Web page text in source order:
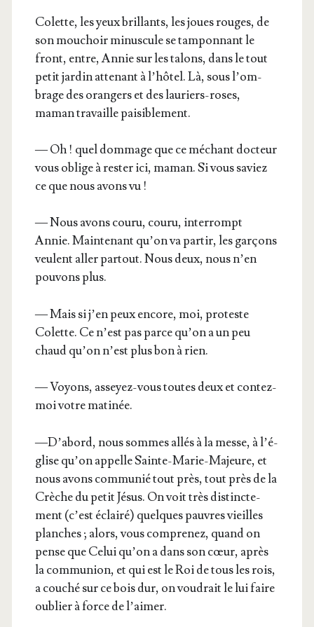
Colette, les yeux brillants, les joues rouges, de
son mou­choir minus­cule se tam­pon­nant le
front, entre, Annie sur les talons, dans le tout
petit jar­din atte­nant à l’hô­tel. Là, sous l’om­
brage des oran­gers et des lau­riers-roses,
maman tra­vaille paisiblement.
— Oh ! quel dom­mage que ce méchant doc­teur
vous oblige à res­ter ici, maman. Si vous saviez
ce que nous avons vu !
— Nous avons cou­ru, cou­ru, inter­rompt
Annie. Main­te­nant qu’on va par­tir, les gar­çons
veulent aller par­tout. Nous deux, nous n’en
pou­vons plus.
— Mais si j’en peux encore, moi, pro­teste
Colette. Ce n’est pas parce qu’on a un peu
chaud qu’on n’est plus bon à rien.
— Voyons, asseyez-vous toutes deux et contez-
moi votre matinée.
—D’a­bord, nous sommes allés à la messe, à l’é­
glise qu’on appelle Sainte-Marie-Majeure, et
nous avons com­mu­nié tout près, tout près de la
Crèche du petit Jésus. On voit très dis­tinc­te­
ment (c’est éclai­ré) quelques pauvres vieilles
planches ; alors, vous com­pre­nez, quand on
pense que Celui qu’on a dans son cœur, après
la com­mu­nion, et qui est le Roi de tous les rois,
a cou­ché sur ce bois dur, on vou­drait le lui faire
oublier à force de l’aimer.